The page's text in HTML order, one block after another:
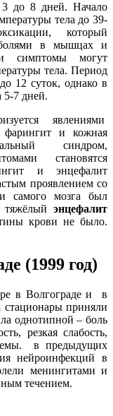
3 до 8 дней. Начало
тела до 39-
который
болями в мышцах и
симптомы могут
тела. Период
12 суток, однако в
5-7 дней.
явлениями
фарингит и кожная
синдром,
становятся
и энцефалит
проявлением со
самого мозга был
энцефалит
крови не было.
(1999 год)
в Волгограде и в
приняли
однотипной – боль
резкая слабость,
в предыдущих
нейроинфекций в
менингитами и
течением.